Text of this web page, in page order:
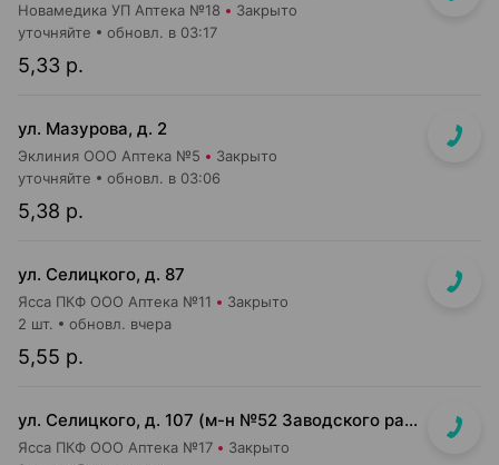
Новамедика УП Аптека №18 Закрыто
5,33 р.
уточняйте обновл. в 03:17
ул. Мазурова, д. 2
Эклиния ООО Аптека №5 Закрыто
5,38 р.
уточняйте обновл. в 03:06
ул. Селицкого, д. 87
Ясса ПКФ ООО Аптека №11 Закрыто
5,55 р.
2 шт. обновл. вчера
ул. Селицкого, д. 107 (м-н №52 Заводского райпищеторга)
Ясса ПКФ ООО Аптека №17 Закрыто